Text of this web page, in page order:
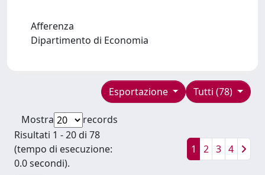
Afferenza
Dipartimento di Economia
Tutti (78)
Esportazione
Mostra
records
Risultati 1 - 20 di 78
(tempo di esecuzione:
0.0 secondi).
1 2 3 4